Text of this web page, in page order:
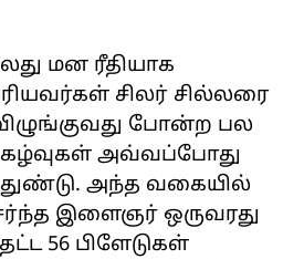
மன ரீதியாக
சிலர் சில்லரை
போன்ற பல
அவ்வப்போது
அந்த வகையில்
இளைஞர் ஒருவரது
56 பிளேடுகள்